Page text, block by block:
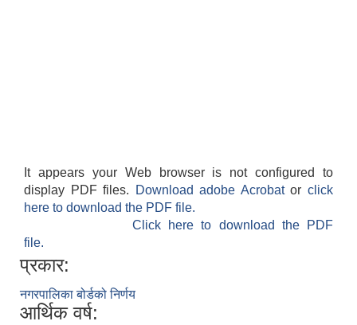
It appears your Web browser is not configured to
display PDF files.
Download adobe Acrobatorclick
here to download the PDF file.
Click here to download the PDF
file.
प्रकार:
नगरपालिका बोर्डको निर्णय
आर्थिक वर्ष: